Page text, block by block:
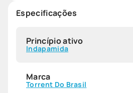
Especificações
Princípio ativo
Indapamida
Marca
Torrent Do Brasil